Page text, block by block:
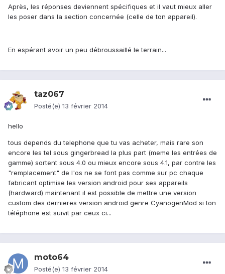
Après, les réponses deviennent spécifiques et il vaut mieux aller
les poser dans la section concernée (celle de ton appareil).
En espérant avoir un peu débroussaillé le terrain...
taz067
Posté(e) 13 février 2014
hello
tous depends du telephone que tu vas acheter, mais rare son
encore les tel sous gingerbread la plus part (meme les entrées de
gamme) sortent sous 4.0 ou mieux encore sous 4.1, par contre les
"remplacement" de l'os ne se font pas comme sur pc chaque
fabricant optimise les version android pour ses appareils
(hardward) maintenant il est possible de mettre une version
custom des dernieres version android genre CyanogenMod si ton
téléphone est suivit par ceux ci...
moto64
Posté(e) 13 février 2014